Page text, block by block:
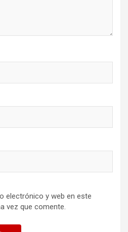
electrónico y web en este
vez que comente.